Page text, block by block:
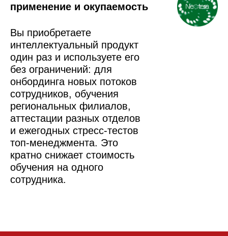
применение и окупаемость
Вы приобретаете
интеллектуальный продукт
один раз и используете его
без ограничений: для
онбординга новых потоков
сотрудников, обучения
региональных филиалов,
аттестации разных отделов
и ежегодных стресс-тестов
топ-менеджмента. Это
кратно снижает стоимость
обучения на одного
сотрудника.